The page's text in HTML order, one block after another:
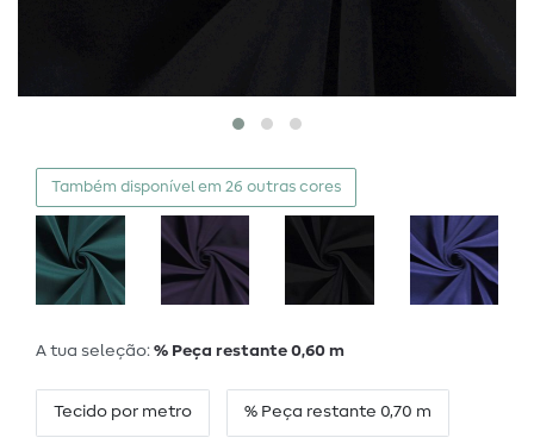
Também disponível em 26 outras cores
A tua seleção: % Peça restante 0,60 m
Tecido por metro % Peça restante 0,70 m